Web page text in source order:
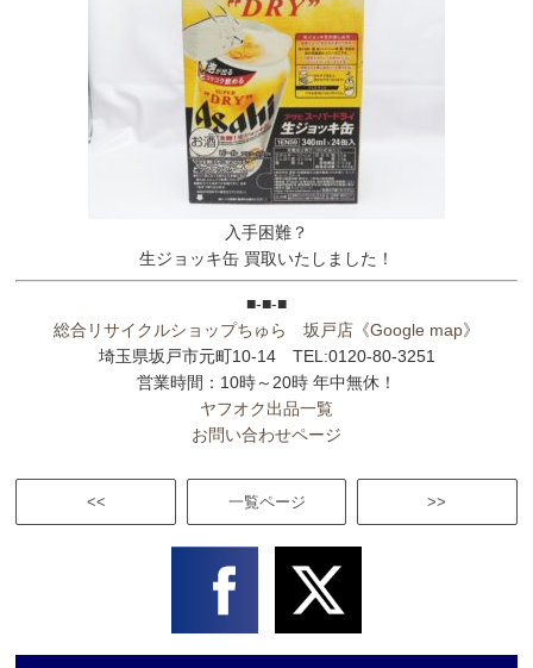
入手困難？
生ジョッキ缶 買取いたしました！
■-■-■
総合リサイクルショップちゅら 坂戸店 《Google map》
埼玉県坂戸市元町10-14 TEL:0120-80-3251
営業時間：10時～20時 年中無休！
ヤフオク出品一覧
お問い合わせページ
<< >>
一覧ページ